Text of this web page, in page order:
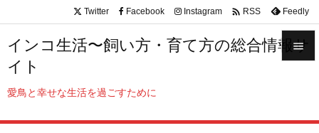
インコ生活〜飼い方・育て方の総合情報サ
イト
愛鳥と幸せな生活を過ごすために

サイド
Twitter Facebook Instagram  RSS Feedly